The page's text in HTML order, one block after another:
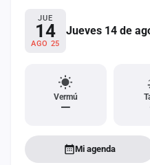
JUE
14
AGO 25
Jueves 14 de
Vermú
—
Mi agenda
Contacto